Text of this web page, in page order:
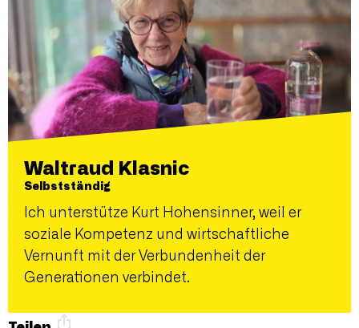
Waltraud Klasnic
Selbstständig
Ich unterstütze Kurt Hohensinner, weil er
soziale Kompetenz und wirtschaftliche
Vernunft mit der Verbundenheit der
Generationen verbindet.